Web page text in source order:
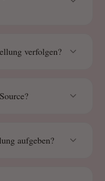
verfolgen?
aufgeben?